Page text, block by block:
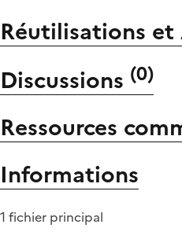
Réutilisations et
Discussions (0)
Ressources
Informations
1 fichier principal